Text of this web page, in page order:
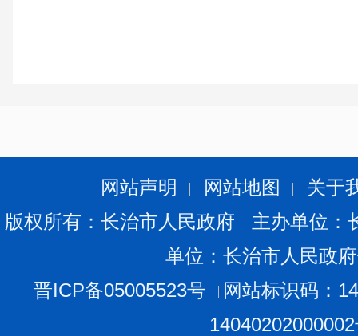
网站声明 网站地图
关于
版权所有：长治市人民政府 主办单位
单位：长治市人民政
晋ICP备05005523号
网站标识码：